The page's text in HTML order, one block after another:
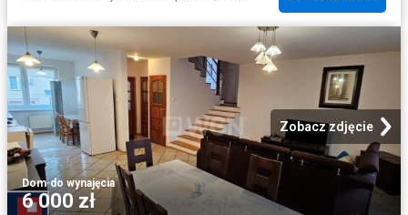
Zobacz zdjęcie
Dom·do wynajęcia
6 000 zł